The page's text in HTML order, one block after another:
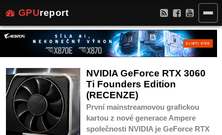
GPUreport
NVIDIA GeForce RTX 3060
Ti Founders Edition
(RECENZE)
První mainstreamovou grafickou
kartou z nové generace Ampere
společnosti NVIDIA je GeForce RTX